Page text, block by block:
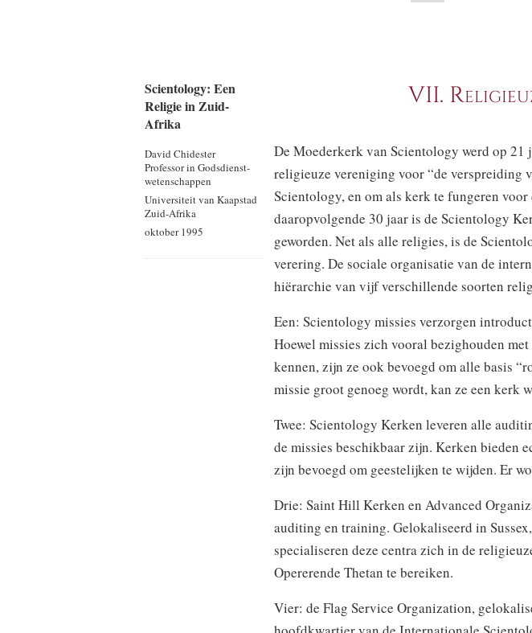
Scientology: Een
Religie in Zuid-
Afrika
David Chidester
Professor in Godsdienst­
wetenschappen
Universiteit van Kaapstad
Zuid-Afrika
oktober 1995
VII.
De Moederkerk van Scientology werd op
religieuze vereniging voor “de verspreiding
Scientology, en om als kerk te fungeren
daaropvolgende 30 jaar is de Scientology
geworden. Net als alle religies, is de
verering. De sociale organisatie van de
hiërarchie van vijf verschillende soorten
Een: Scientology missies verzorgen
Hoewel missies zich vooral bezighouden
kennen, zijn ze ook bevoegd om alle basis
missie groot genoeg wordt, kan ze een kerk
Twee: Scientology Kerken leveren alle
de missies beschikbaar zijn. Kerken bieden
zijn bevoegd om geestelijken te wijden. Er
Drie: Saint Hill Kerken en Advanced
auditing en training. Gelokaliseerd in
specialiseren deze centra zich in de
Opererende Thetan te bereiken.
Vier: de Flag Service Organization,